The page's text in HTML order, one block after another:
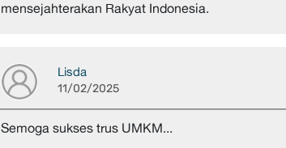
mensejahterakan Rakyat Indonesia.
Lisda
11/02/2025
Semoga sukses trus UMKM...